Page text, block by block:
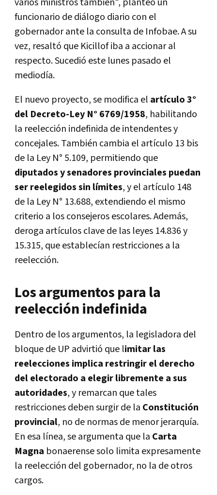
funcionario de diálogo diario con el
gobernador ante la consulta de Infobae. A su
vez, resaltó que Kicillof iba a accionar al
respecto. Sucedió este lunes pasado el
mediodía.
El nuevo proyecto, se modifica el artículo 3°
del Decreto-Ley N° 6769/1958, habilitando
la reelección indefinida de intendentes y
concejales. También cambia el artículo 13 bis
de la Ley N° 5.109, permitiendo que
diputados y senadores provinciales puedan
ser reelegidos sin límites, y el artículo 148
de la Ley N° 13.688, extendiendo el mismo
criterio a los consejeros escolares. Además,
deroga artículos clave de las leyes 14.836 y
15.315, que establecían restricciones a la
reelección.
Los argumentos para la
reelección indefinida
Dentro de los argumentos, la legisladora del
bloque de UP advirtió que limitar las
reelecciones implica restringir el derecho
del electorado a elegir libremente a sus
autoridades, y remarcan que tales
restricciones deben surgir de la Constitución
provincial, no de normas de menor jerarquía.
En esa línea, se argumenta que la Carta
Magna bonaerense solo limita expresamente
la reelección del gobernador, no la de otros
cargos.